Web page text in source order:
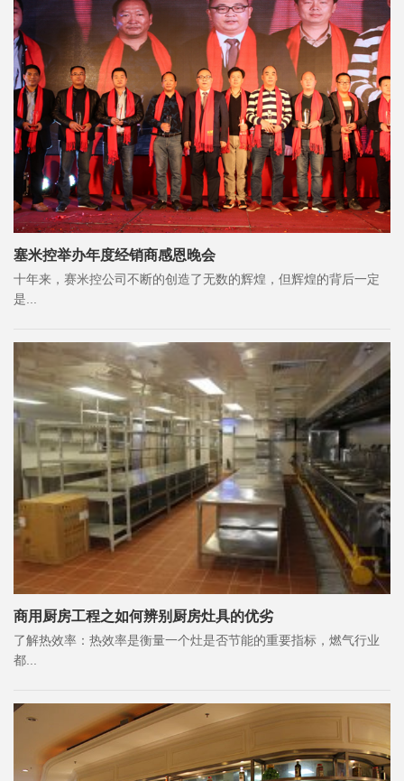
塞米控举办年度经销商感恩晚会
十年来，赛米控公司不断的创造了无数的辉煌，但辉煌的背后一定
是...
商用厨房工程之如何辨别厨房灶具的优劣
了解热效率：热效率是衡量一个灶是否节能的重要指标，燃气行业
都...